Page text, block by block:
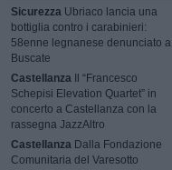
SicurezzaUbriaco lancia una
bottiglia contro i carabinieri:
58enne legnanese denunciato a
Buscate
CastellanzaIl “Francesco
Schepisi Elevation Quartet” in
concerto a Castellanza con la
rassegna JazzAltro
CastellanzaDalla Fondazione
Comunitaria del Varesotto